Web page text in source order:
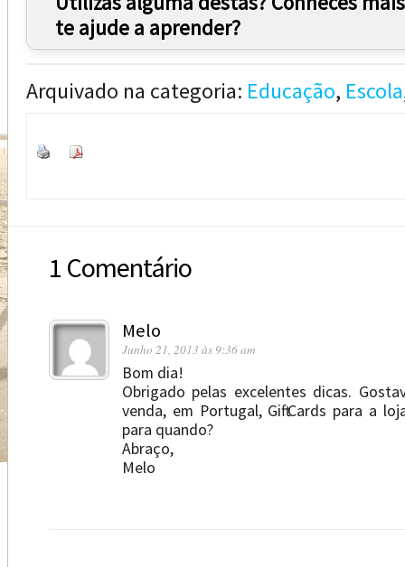
te ajude a aprender?
Arquivado na categoria: Educação, Escola
1 Comentário
Melo
Junho 21, 2013 às 9:36 am
Bom dia!
Obrigado pelas excelentes dicas.
venda, em Portugal, Gift Cards para a
para quando?
Abraço,
Melo